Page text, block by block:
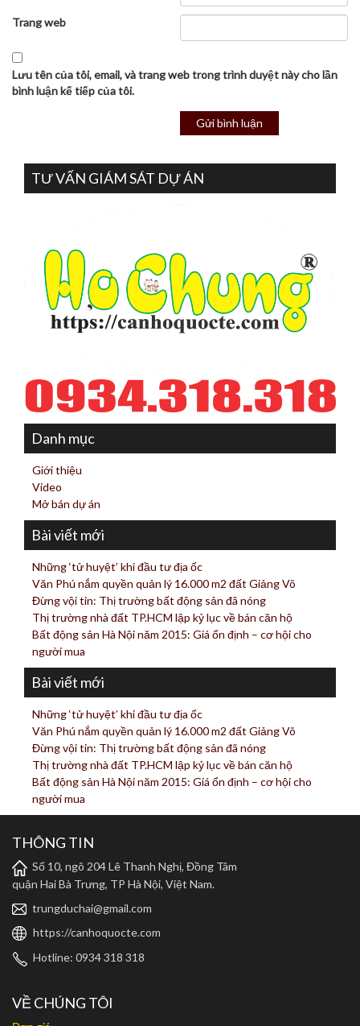
Trang web
Lưu tên của tôi, email, và trang web trong trình duyệt này cho lần
bình luận kế tiếp của tôi.
TƯ VẤN GIÁM SÁT DỰ ÁN
Danh mục
Giới thiệu
Video
Mở bán dự án
Bài viết mới
Những ‘tử huyệt’ khi đầu tư địa ốc
Văn Phú nắm quyền quản lý 16.000 m2 đất Giảng Võ
Đừng vội tin: Thị trường bất động sản đã nóng
Thị trường nhà đất TP.HCM lập kỷ lục về bán căn hộ
Bất động sản Hà Nội năm 2015: Giá ổn định – cơ hội cho
người mua
Bài viết mới
Những ‘tử huyệt’ khi đầu tư địa ốc
Văn Phú nắm quyền quản lý 16.000 m2 đất Giảng Võ
Đừng vội tin: Thị trường bất động sản đã nóng
Thị trường nhà đất TP.HCM lập kỷ lục về bán căn hộ
Bất động sản Hà Nội năm 2015: Giá ổn định – cơ hội cho
người mua
THÔNG TIN
Số 10, ngõ 204 Lê Thanh Nghị, Đồng Tâm
quận Hai Bà Trưng, TP Hà Nội, Việt Nam.
trungduchai@gmail.com
https://canhoquocte.com
Hotline: 0934 318 318
VỀ CHÚNG TÔI